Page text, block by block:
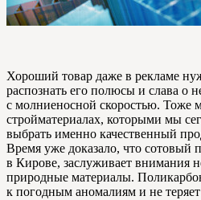
Хороший товар даже в рекламе
распознать его полюсы и слава о
с молниеносной скоростью. Тоже
стройматериалах, которыми мы
выбрать именно качественный
Время уже доказало, что сотовый
в Кирове, заслуживает внимания
природные материалы.
к погодным аномалиям и не